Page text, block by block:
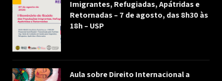
Imigrantes, Refugiadas, Apátridas e
Retornadas – 7 de agosto, das 8h30 às
18h – USP
Aula sobre Direito Internacional a